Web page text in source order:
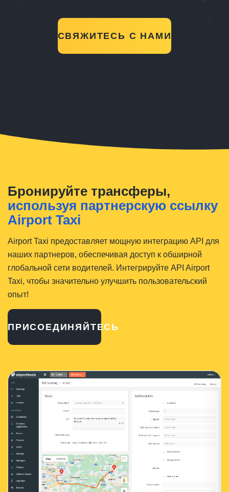
СВЯЖИТЕСЬ С НАМИ
Бронируйте трансферы,
используя партнерскую ссылку
Airport Taxi
Airport Taxi предоставляет мощную интеграцию API для
наших партнеров, обеспечивая доступ к обширной
глобальной сети водителей. Интегрируйте API Airport
Taxi, чтобы значительно улучшить пользовательский
опыт!
ПРИСОЕДИНЯЙТЕСЬ